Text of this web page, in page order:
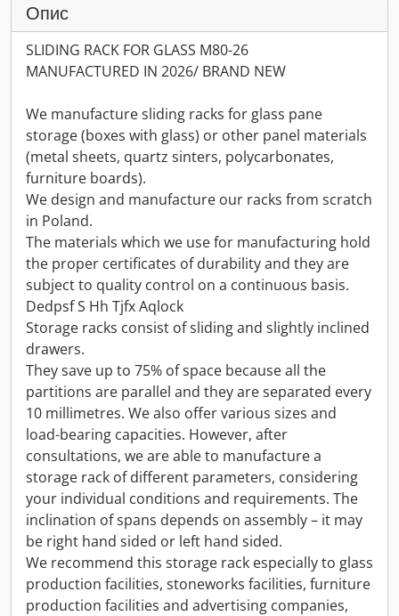
Опис
SLIDING RACK FOR GLASS M80-26
MANUFACTURED IN 2026/ BRAND NEW
We manufacture sliding racks for glass pane
storage (boxes with glass) or other panel materials
(metal sheets, quartz sinters, polycarbonates,
furniture boards).
We design and manufacture our racks from scratch
in Poland.
The materials which we use for manufacturing hold
the proper certificates of durability and they are
subject to quality control on a continuous basis.
Dedpsf S Hh Tjfx Aqlock
Storage racks consist of sliding and slightly inclined
drawers.
They save up to 75% of space because all the
partitions are parallel and they are separated every
10 millimetres. We also offer various sizes and
load-bearing capacities. However, after
consultations, we are able to manufacture a
storage rack of different parameters, considering
your individual conditions and requirements. The
inclination of spans depends on assembly – it may
be right hand sided or left hand sided.
We recommend this storage rack especially to glass
production facilities, stoneworks facilities, furniture
production facilities and advertising companies,